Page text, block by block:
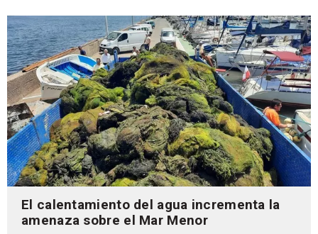
El calentamiento del agua incrementa la
amenaza sobre el Mar Menor